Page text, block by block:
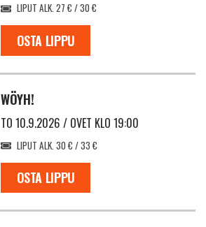
LIPUT ALK. 27 € / 30 €
OSTA LIPPU
WÖYH!
TO 10.9.2026 / OVET KLO 19:00
LIPUT ALK. 30 € / 33 €
OSTA LIPPU